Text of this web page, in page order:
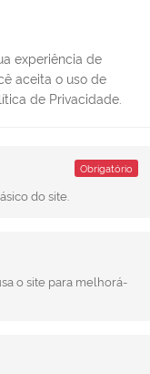
experiência de
aceita o uso de
de Privacidade.
Obrigatório
do site.
o site para melhorá-